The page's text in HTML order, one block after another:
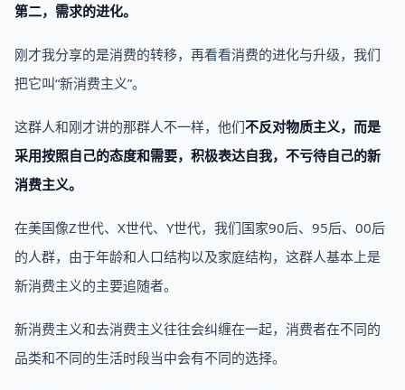
第二，需求的进化。
刚才我分享的是消费的转移，再看看消费的进化与升级，我们
把它叫“新消费主义”。
这群人和刚才讲的那群人不一样，他们不反对物质主义，而是
采用按照自己的态度和需要，积极表达自我，不亏待自己的新
消费主义。
在美国像Z世代、X世代、Y世代，我们国家90后、95后、00后
的人群，由于年龄和人口结构以及家庭结构，这群人基本上是
新消费主义的主要追随者。
新消费主义和去消费主义往往会纠缠在一起，消费者在不同的
品类和不同的生活时段当中会有不同的选择。